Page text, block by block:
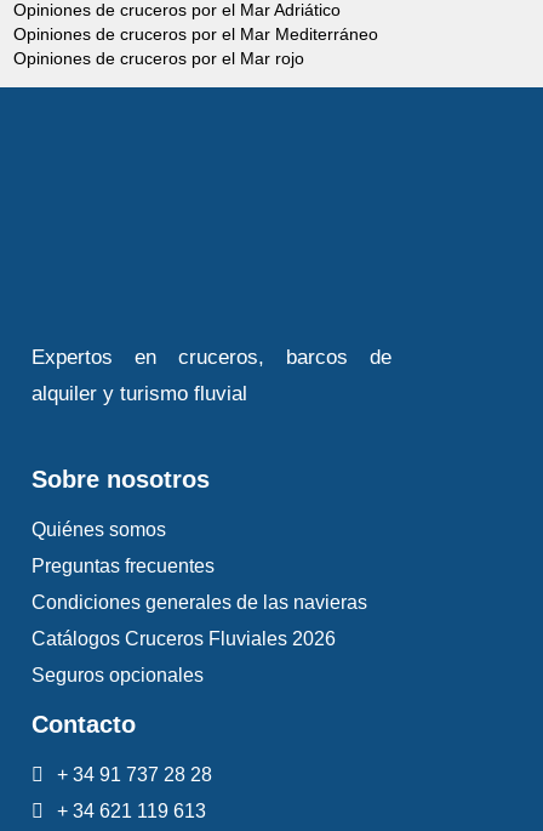
Opiniones de cruceros por el Mar Adriático
Opiniones de cruceros por el Mar Mediterráneo
Opiniones de cruceros por el Mar rojo
Expertos en cruceros, barcos de
alquiler y turismo fluvial
Sobre nosotros
Quiénes somos
Preguntas frecuentes
Condiciones generales de las navieras
Catálogos Cruceros Fluviales 2026
Seguros opcionales
Contacto
+ 34 91 737 28 28
+ 34 621 119 613